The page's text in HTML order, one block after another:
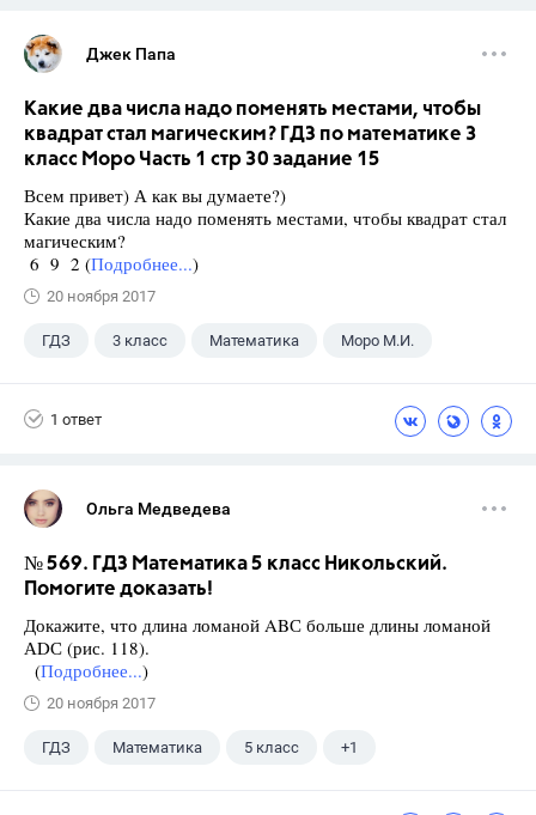
Джек Папа
Какие два числа надо поменять местами, чтобы
квадрат стал магическим? ГДЗ по математике 3
класс Моро Часть 1 стр 30 задание 15
Всем привет) А как вы думаете?)
Какие два числа надо поменять местами, чтобы квадрат стал
магическим?
6 9 2 (Подробнее...)
20 ноября 2017
ГДЗ 3 класс Математика Моро М.И.
1 ответ
Ольга Медведева
№ 569. ГДЗ Математика 5 класс Никольский.
Помогите доказать!
Докажите, что длина ломаной ABС больше длины ломаной
АDС (рис. 118).
(Подробнее...)
20 ноября 2017
ГДЗ Математика 5 класс +1